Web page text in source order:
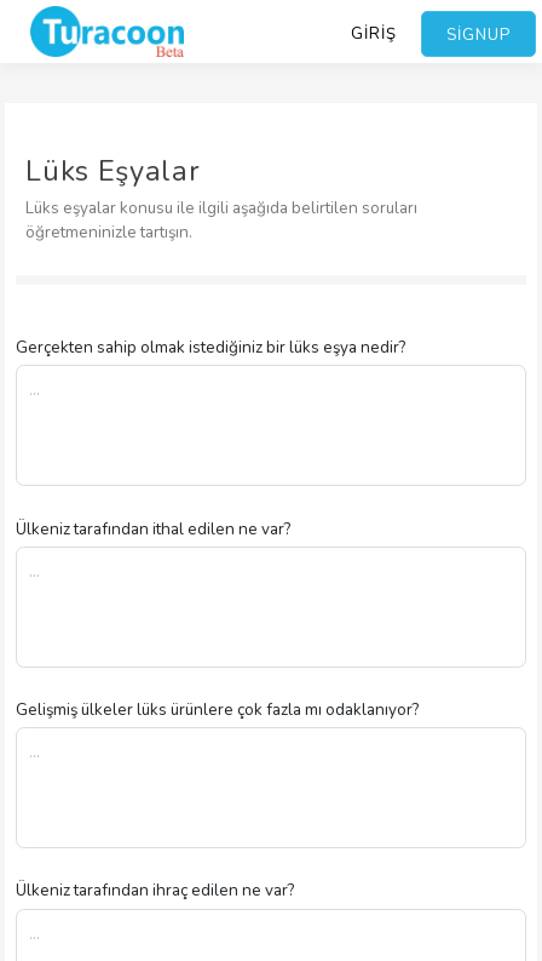
GIRIŞ SIGNUP
Lüks Eşyalar
Lüks eşyalar konusu ile ilgili aşağıda belirtilen soruları
öğretmeninizle tartışın.
Gerçekten sahip olmak istediğiniz bir lüks eşya nedir?
Ülkeniz tarafından ithal edilen ne var?
Gelişmiş ülkeler lüks ürünlere çok fazla mı odaklanıyor?
Ülkeniz tarafından ihraç edilen ne var?